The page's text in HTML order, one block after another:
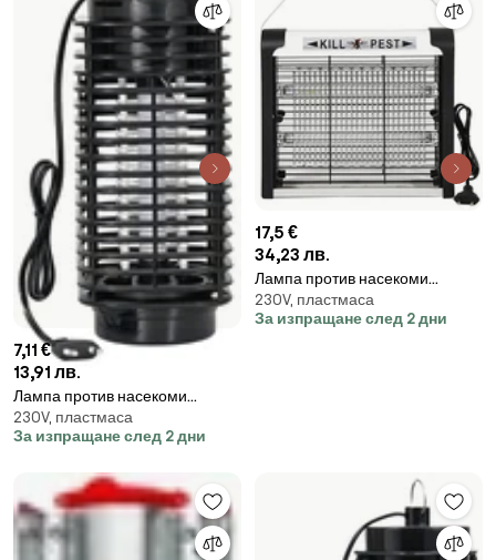
7,11 €
13,91 лв.
Лампа против насекоми
Rosberg R51770B, До 15 м2, 2W,
LED светлина, Ниско ниво на
230V, пластмаса
За изпращане след 2 дни
17,5 €
34,23 лв.
Лампа против насекоми
Rosberg R51770C, До 16 м2,
12W, Ултравиолетова светлина,
230V, пластмаса
За изпращане след 2 дни